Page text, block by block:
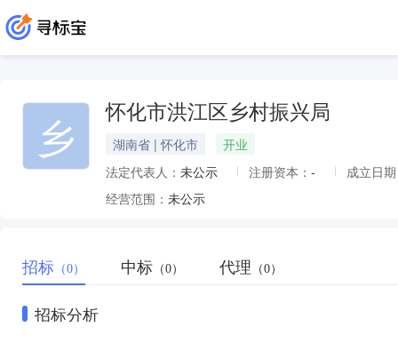
乡 怀化市洪江区乡村振兴局
湖南省 | 怀化市
开业
法定代表人： 未公示 注册资本： -
成立日
经营范围： 未公示
招标 （0） 中标 （0） 代理 （0）
招标分析